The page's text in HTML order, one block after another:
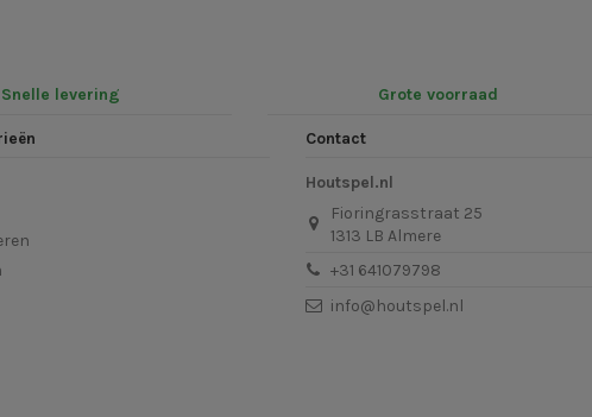
Snelle levering Grote voorraad
Contact
Houtspel.nl
Fioringrasstraat 25
1313 LB Almere
+31 641079798
info@houtspel.nl